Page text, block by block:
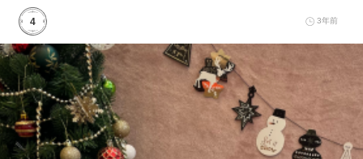
4 3年前